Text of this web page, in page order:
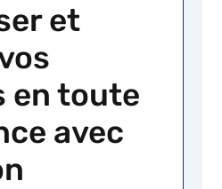
et
en toute
avec